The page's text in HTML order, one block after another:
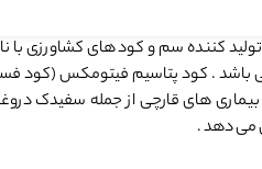
گردید. این شرکت تولید کننده سم و کود های
می باشد . کود پتاسیم فیتومکس
بیماری‌ های قارچی از جمله سفیدک
می‌ دهد .